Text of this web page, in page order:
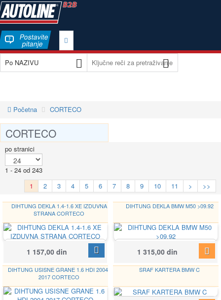
Postavite
pitanje
Početna CORTECO
CORTECO
po stranici
1 - 24 od 243
1
2 3 4 5 6 7 8 9 10 11 > >>
DIHTUNG DEKLA 1.4-1.6 XE IZDUVNA
STRANA CORTECO
023997P
1 157,00 din
DIHTUNG DEKLA BMW M50 >09.92
423936P
1 315,00 din
DIHTUNG USISNE GRANE 1.6 HDI 2004-
2017 CORTECO
SRAF KARTERA BMW C